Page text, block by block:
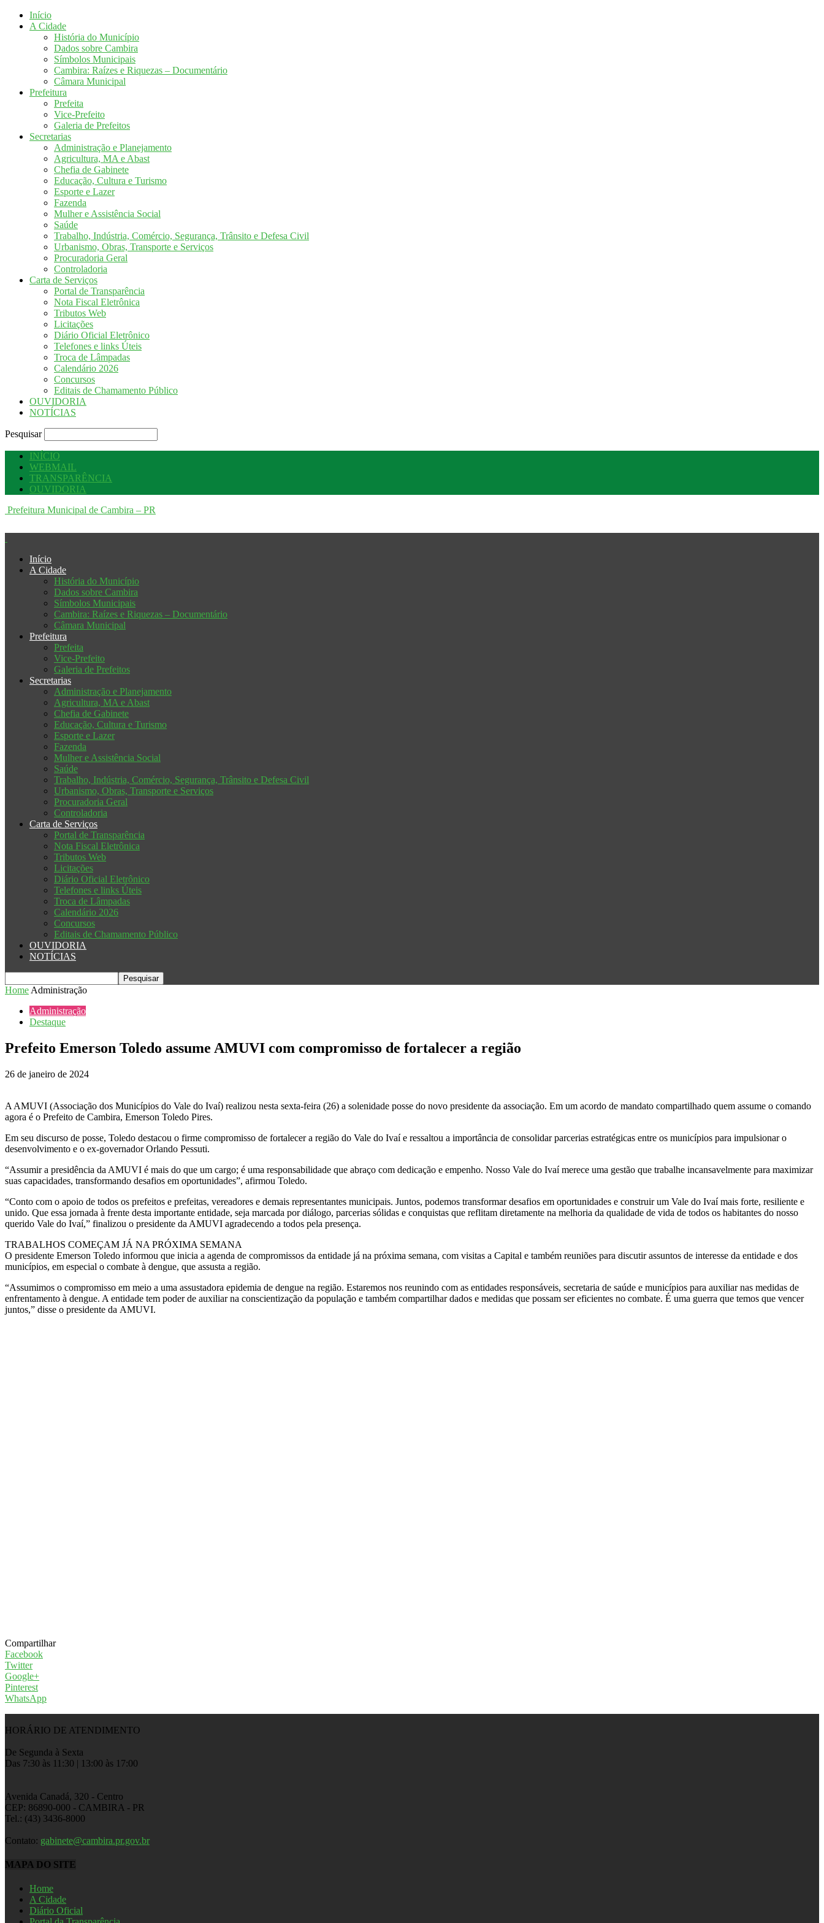
Início
A Cidade
História do Município
Dados sobre Cambira
Símbolos Municipais
Cambira: Raízes e Riquezas – Documentário
Câmara Municipal
Prefeitura
Prefeita
Vice-Prefeito
Galeria de Prefeitos
Secretarias
Administração e Planejamento
Agricultura, MA e Abast
Chefia de Gabinete
Educação, Cultura e Turismo
Esporte e Lazer
Fazenda
Mulher e Assistência Social
Saúde
Trabalho, Indústria, Comércio, Segurança, Trânsito e Defesa Civil
Urbanismo, Obras, Transporte e Serviços
Procuradoria Geral
Controladoria
Carta de Serviços
Portal de Transparência
Nota Fiscal Eletrônica
Tributos Web
Licitações
Diário Oficial Eletrônico
Telefones e links Úteis
Troca de Lâmpadas
Calendário 2026
Concursos
Editais de Chamamento Público
OUVIDORIA
NOTÍCIAS
Pesquisar
INÍCIO
WEBMAIL
TRANSPARÊNCIA
OUVIDORIA
Prefeitura Municipal de Cambira – PR
Início
A Cidade
História do Município
Dados sobre Cambira
Símbolos Municipais
Cambira: Raízes e Riquezas – Documentário
Câmara Municipal
Prefeitura
Prefeita
Vice-Prefeito
Galeria de Prefeitos
Secretarias
Administração e Planejamento
Agricultura, MA e Abast
Chefia de Gabinete
Educação, Cultura e Turismo
Esporte e Lazer
Fazenda
Mulher e Assistência Social
Saúde
Trabalho, Indústria, Comércio, Segurança, Trânsito e Defesa Civil
Urbanismo, Obras, Transporte e Serviços
Procuradoria Geral
Controladoria
Carta de Serviços
Portal de Transparência
Nota Fiscal Eletrônica
Tributos Web
Licitações
Diário Oficial Eletrônico
Telefones e links Úteis
Troca de Lâmpadas
Calendário 2026
Concursos
Editais de Chamamento Público
OUVIDORIA
NOTÍCIAS
Home Administração
Administração
Destaque
Prefeito Emerson Toledo assume AMUVI com compromisso de fortalecer a região
26 de janeiro de 2024
A AMUVI (Associação dos Municípios do Vale do Ivaí) realizou nesta sexta-feira (26) a solenidade posse do novo presidente da associação. Em um acordo de mandato compartilhado quem assume o comando
agora é o Prefeito de Cambira, Emerson Toledo Pires.
Em seu discurso de posse, Toledo destacou o firme compromisso de fortalecer a região do Vale do Ivaí e ressaltou a importância de consolidar parcerias estratégicas entre os municípios para impulsionar o
desenvolvimento e o ex-governador Orlando Pessuti.
“Assumir a presidência da AMUVI é mais do que um cargo; é uma responsabilidade que abraço com dedicação e empenho. Nosso Vale do Ivaí merece uma gestão que trabalhe incansavelmente para maximizar
suas capacidades, transformando desafios em oportunidades”, afirmou Toledo.
“Conto com o apoio de todos os prefeitos e prefeitas, vereadores e demais representantes municipais. Juntos, podemos transformar desafios em oportunidades e construir um Vale do Ivaí mais forte, resiliente e
unido. Que essa jornada à frente desta importante entidade, seja marcada por diálogo, parcerias sólidas e conquistas que reflitam diretamente na melhoria da qualidade de vida de todos os habitantes do nosso
querido Vale do Ivaí,” finalizou o presidente da AMUVI agradecendo a todos pela presença.
TRABALHOS COMEÇAM JÁ NA PRÓXIMA SEMANA
O presidente Emerson Toledo informou que inicia a agenda de compromissos da entidade já na próxima semana, com visitas a Capital e também reuniões para discutir assuntos de interesse da entidade e dos
municípios, em especial o combate à dengue, que assusta a região.
“Assumimos o compromisso em meio a uma assustadora epidemia de dengue na região. Estaremos nos reunindo com as entidades responsáveis, secretaria de saúde e municípios para auxiliar nas medidas de
enfrentamento à dengue. A entidade tem poder de auxiliar na conscientização da população e também compartilhar dados e medidas que possam ser eficientes no combate. É uma guerra que temos que vencer
juntos,” disse o presidente da AMUVI.
Compartilhar
Facebook
Twitter
Google+
Pinterest
WhatsApp
HORÁRIO DE ATENDIMENTO
De Segunda à Sexta
Das 7:30 às 11:30 | 13:00 às 17:00
Avenida Canadá, 320 - Centro
CEP: 86890-000 - CAMBIRA - PR
Tel.: (43) 3436-8000
Contato: gabinete@cambira.pr.gov.br
MAPA DO SITE
Home
A Cidade
Diário Oficial